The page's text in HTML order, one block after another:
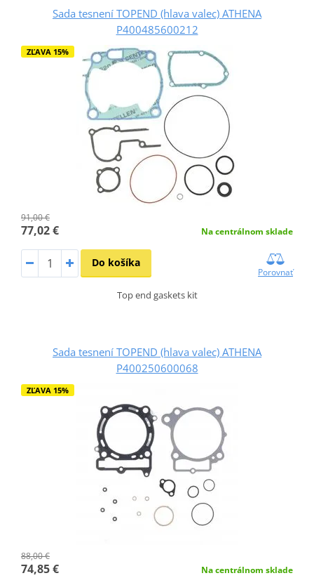
Sada tesnení TOPEND (hlava valec) ATHENA
P400485600212
ZĽAVA 15%
91,00 €
77,02 € Na centrálnom sklade
Do košíka
Porovnať
Top end gaskets kit
Sada tesnení TOPEND (hlava valec) ATHENA
P400250600068
ZĽAVA 15%
88,00 €
74,85 € Na centrálnom sklade